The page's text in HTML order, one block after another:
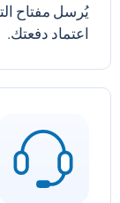
يُرسل مفتاح
اعتماد دفعتك.